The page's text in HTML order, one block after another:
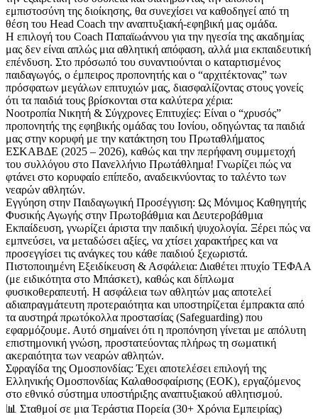
εμπιστοσύνη της διοίκησης, θα συνεχίσει να καθοδηγεί από τη
θέση του Head Coach την αναπτυξιακή-εφηβική μας ομάδα.
Η επιλογή του Coach Παπαϊωάννου για την ηγεσία της ακαδημίας
μας δεν είναι απλώς μια αθλητική απόφαση, αλλά μια εκπαιδευτική
επένδυση. Στο πρόσωπό του συναντιούνται ο καταρτισμένος
παιδαγωγός, ο έμπειρος προπονητής και ο “αρχιτέκτονας” των
πρόσφατων μεγάλων επιτυχιών μας, διασφαλίζοντας στους γονείς
ότι τα παιδιά τους βρίσκονται στα καλύτερα χέρια:
Νοοτροπία Νικητή & Σύγχρονες Επιτυχίες: Είναι ο “χρυσός”
προπονητής της εφηβικής ομάδας του Ιονίου, οδηγώντας τα παιδιά
μας στην κορυφή με την κατάκτηση του Πρωταθλήματος
ΕΣΚΑΒΔΕ (2025 – 2026), καθώς και την περήφανη συμμετοχή
του συλλόγου στο Πανελλήνιο Πρωτάθλημα! Γνωρίζει πώς να
φτάνει στο κορυφαίο επίπεδο, αναδεικνύοντας το ταλέντο των
νεαρών αθλητών.
Εγγύηση στην Παιδαγωγική Προσέγγιση: Ως Μόνιμος Καθηγητής
Φυσικής Αγωγής στην Πρωτοβάθμια και Δευτεροβάθμια
Εκπαίδευση, γνωρίζει άριστα την παιδική ψυχολογία. Ξέρει πώς να
εμπνεύσει, να μεταδώσει αξίες, να χτίσει χαρακτήρες και να
προσεγγίσει τις ανάγκες του κάθε παιδιού ξεχωριστά.
Πιστοποιημένη Εξειδίκευση & Ασφάλεια: Διαθέτει πτυχίο ΤΕΦΑΑ
(με ειδικότητα στο Μπάσκετ), καθώς και δίπλωμα
φυσικοθεραπευτή. Η ασφάλεια των αθλητών μας αποτελεί
αδιαπραγμάτευτη προτεραιότητα και υποστηρίζεται έμπρακτα από
τα αυστηρά πρωτόκολλα προστασίας (Safeguarding) που
εφαρμόζουμε. Αυτό σημαίνει ότι η προπόνηση γίνεται με απόλυτη
επιστημονική γνώση, προστατεύοντας πλήρως τη σωματική
ακεραιότητα των νεαρών αθλητών.
Σφραγίδα της Ομοσπονδίας: Έχει αποτελέσει επιλογή της
Ελληνικής Ομοσπονδίας Καλαθοσφαίρισης (ΕΟΚ), εργαζόμενος
στο εθνικό σύστημα υποστήριξης αναπτυξιακού αθλητισμού.
📊 Σταθμοί σε μια Τεράστια Πορεία (30+ Χρόνια Εμπειρίας)